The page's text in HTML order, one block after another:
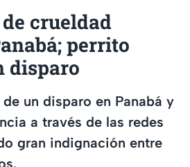
crueldad
perrito
disparo
un disparo en Panabá y
a través de las redes
gran indignación entre